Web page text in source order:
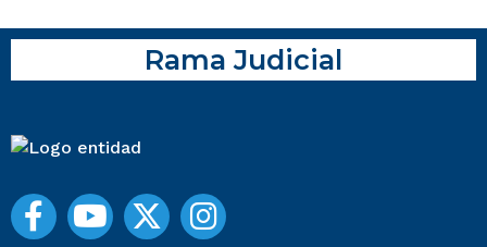
Rama Judicial